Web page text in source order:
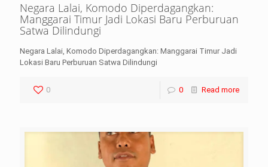
Negara Lalai, Komodo Diperdagangkan:
Manggarai Timur Jadi Lokasi Baru Perburuan
Satwa Dilindungi
Negara Lalai, Komodo Diperdagangkan: Manggarai Timur Jadi
Lokasi Baru Perburuan Satwa Dilindungi
0 0 Read more